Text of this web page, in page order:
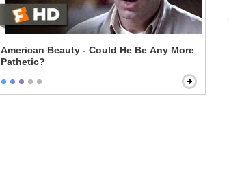
American Beauty - Could He Be Any More
Pathetic?